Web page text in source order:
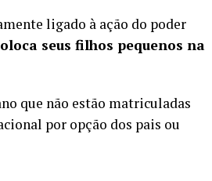
ligado à ação do poder
seus filhos pequenos na
que não estão matriculadas
por opção dos pais ou